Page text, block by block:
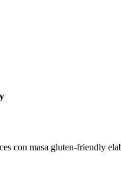
con masa gluten-friendly